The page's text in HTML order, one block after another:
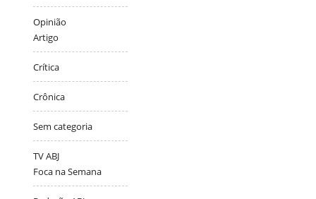
Opinião
Artigo
Crítica
Crônica
Sem categoria
TV ABJ
Foca na Semana